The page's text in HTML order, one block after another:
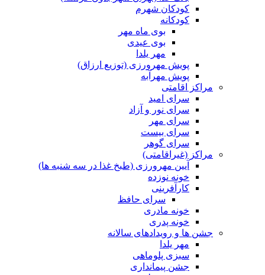
کودکان شهرم
کودکانه
بوی ماه مهر
بوی عیدی
مهر یلدا
پویش مهرورزی (توزیع ارزاق)
پویش مهرآبه
مراکز اقامتی
سرای امید
سرای نور و آزاد
سرای مهر
سرای بیست
سرای گوهر
مراکز (غیراقامتی)
آیین مهرورزی (طبخ غذا در سه شنبه ها)
خونه نوزده
کارآفرینی
سرای حافظ
خونه مادری
خونه پدری
جشن ها و رویدادهای سالانه
مهر یلدا
سبزی پلوماهی
جشن پیمانداری